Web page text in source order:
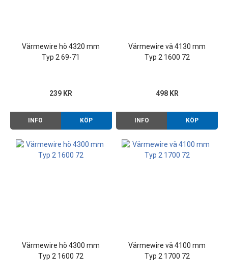
Värmewire hö 4320 mm
Typ 2 69-71
239 KR
INFO KÖP
Värmewire vä 4130 mm
Typ 2 1600 72
498 KR
INFO KÖP
Värmewire hö 4300 mm
Typ 2 1600 72
Värmewire vä 4100 mm
Typ 2 1700 72